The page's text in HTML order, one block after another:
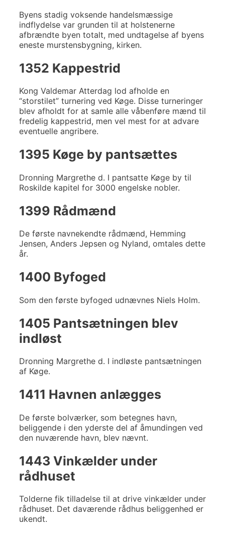
Byens stadig voksende handelsmæssige
indflydelse var grunden til at holstenerne
afbrændte byen totalt, med undtagelse af byens
eneste murstensbygning, kirken.
1352 Kappestrid
Kong Valdemar Atterdag lod afholde en
“storstilet” turnering ved Køge. Disse turneringer
blev afholdt for at samle alle våbenføre mænd til
fredelig kappestrid, men vel mest for at advare
eventuelle angribere.
1395 Køge by pantsættes
Dronning Margrethe d. I pantsatte Køge by til
Roskilde kapitel for 3000 engelske nobler.
1399 Rådmænd
De første navnekendte rådmænd, Hemming
Jensen, Anders Jepsen og Nyland, omtales dette
år.
1400 Byfoged
Som den første byfoged udnævnes Niels Holm.
1405 Pantsætningen blev
indløst
Dronning Margrethe d. I indløste pantsætningen
af Køge.
1411 Havnen anlægges
De første bolværker, som betegnes havn,
beliggende i den yderste del af åmundingen ved
den nuværende havn, blev nævnt.
1443 Vinkælder under
rådhuset
Tolderne fik tilladelse til at drive vinkælder under
rådhuset. Det daværende rådhus beliggenhed er
ukendt.